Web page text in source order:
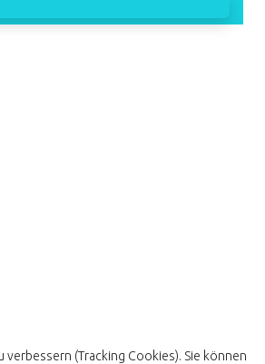
(Tracking Cookies). Sie können